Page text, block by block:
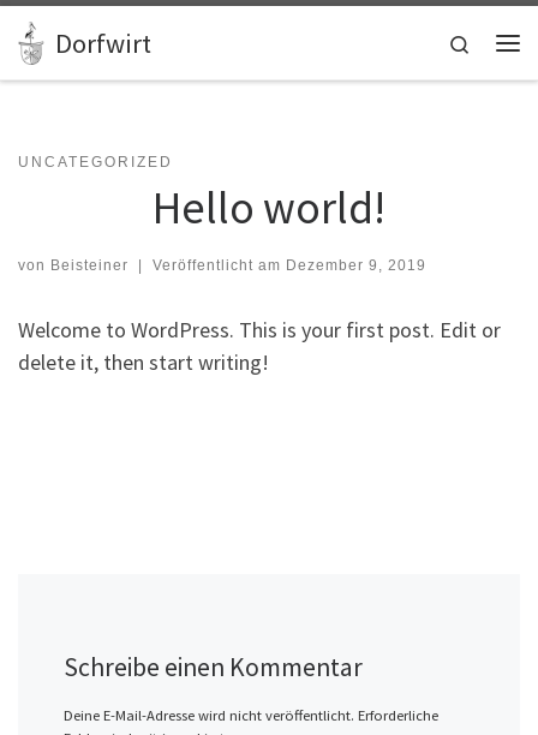
Zum Inhalt springen
Dorfwirt
Search
UNCATEGORIZED
Hello world!
von Beisteiner | Veröffentlicht am Dezember 9, 2019
Welcome to WordPress. This is your first post. Edit or
delete it, then start writing!
Schreibe einen Kommentar
Deine E-Mail-Adresse wird nicht veröffentlicht. Erforderliche